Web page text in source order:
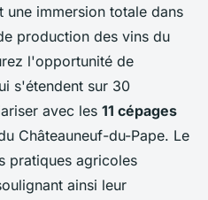
une immersion totale dans
production des vins du
l'opportunité de
s'étendent sur 30
avec les 11 cépages
Châteauneuf-du-Pape. Le
pratiques agricoles
ainsi leur